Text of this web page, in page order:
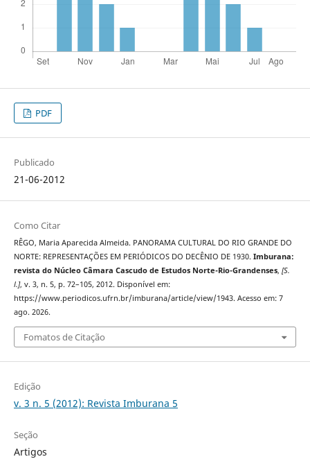
PDF
Publicado
21-06-2012
Como Citar
RÊGO, Maria Aparecida Almeida. PANORAMA CULTURAL DO RIO GRANDE DO
NORTE: REPRESENTAÇÕES EM PERIÓDICOS DO DECÊNIO DE 1930. Imburana:
revista do Núcleo Câmara Cascudo de Estudos Norte-Rio-Grandenses, [S.
l.], v. 3, n. 5, p. 72–105, 2012. Disponível em:
https://www.periodicos.ufrn.br/imburana/article/view/1943. Acesso em: 7
ago. 2026.
Fomatos de Citação
Edição
v. 3 n. 5 (2012): Revista Imburana 5
Seção
Artigos